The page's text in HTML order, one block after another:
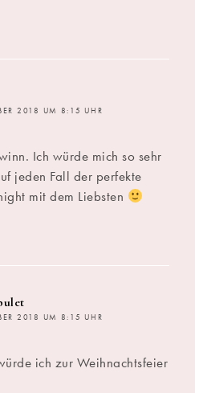
2018 UM 8:15 UHR
Ich würde mich so sehr
jeden Fall der perfekte
mit dem Liebsten
2018 UM 8:15 UHR
ich zur Weihnachtsfeier